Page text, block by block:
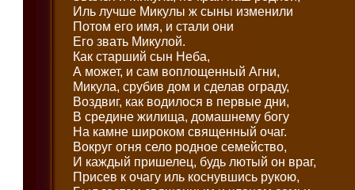
Иль лучше Микулы ж сыны изменили
Потом его имя, и стали они
Его звать Микулой.
Как старший сын Неба,
А может, и сам воплощенный Агни,
Микула, срубив дом и сделав ограду,
Воздвиг, как водилося в первые дни,
В средине жилища, домашнему богу
На камне широком священный очаг.
Вокруг огня село родное семейство,
И каждый пришелец, будь лютый он враг,
Присев к очагу иль коснувшись рукою,